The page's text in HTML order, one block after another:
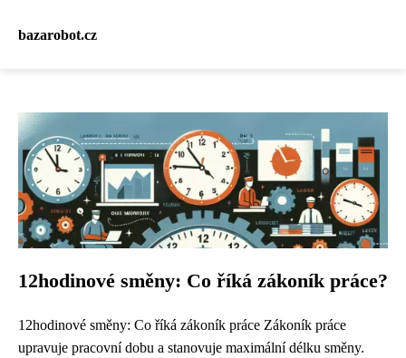
bazarobot.cz
12hodinové směny: Co říká zákoník práce?
12hodinové směny: Co říká zákoník práce Zákoník práce
upravuje pracovní dobu a stanovuje maximální délku směny.